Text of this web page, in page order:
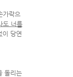
가락으
도 너를
이 당연
돌리는